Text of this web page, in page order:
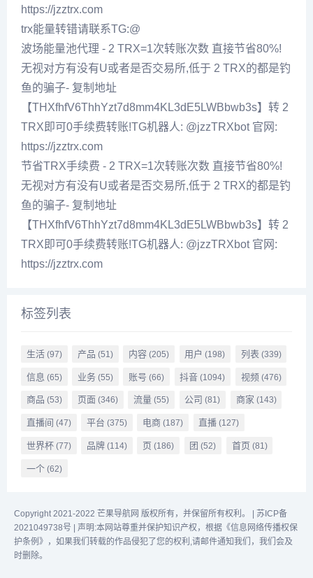
https://jzztrx.com
trx能量转错请联系TG:@
波场能量池代理 - 2 TRX=1次转账次数 直接节省80%!
无视对方有没有U或者是否交易所,低于 2 TRX的都是钓
鱼的骗子- 复制地址
【THXfhfV6ThhYzt7d8mm4KL3dE5LWBbwb3s】转 2
TRX即可0手续费转账!TG机器人: @jzzTRXbot 官网:
https://jzztrx.com
节省TRX手续费 - 2 TRX=1次转账次数 直接节省80%!
无视对方有没有U或者是否交易所,低于 2 TRX的都是钓
鱼的骗子- 复制地址
【THXfhfV6ThhYzt7d8mm4KL3dE5LWBbwb3s】转 2
TRX即可0手续费转账!TG机器人: @jzzTRXbot 官网:
https://jzztrx.com
标签列表
生活(97) 产品 (51) 内容 (205) 用户 (198) 列表 (339)
信息 (65) 业务(55) 账号 (66) 抖音 (1094) 视频(476)
商品 (53) 页面 (346) 流量 (55) 公司 (81) 商家 (143)
直播间 (47) 平台 (375) 电商 (187) 直播 (127)
世界杯(77) 品牌(114) 页 (186) 团 (52) 首页 (81)
一个(62)
Copyright 2021-2022 芒果导航网 版权所有，并保留所有权利。 | 苏ICP备
2021049738号 | 声明:本网站尊重并保护知识产权，根据《信息网络传播权保
护条例》，如果我们转载的作品侵犯了您的权利,请邮件通知我们，我们会及
时删除。